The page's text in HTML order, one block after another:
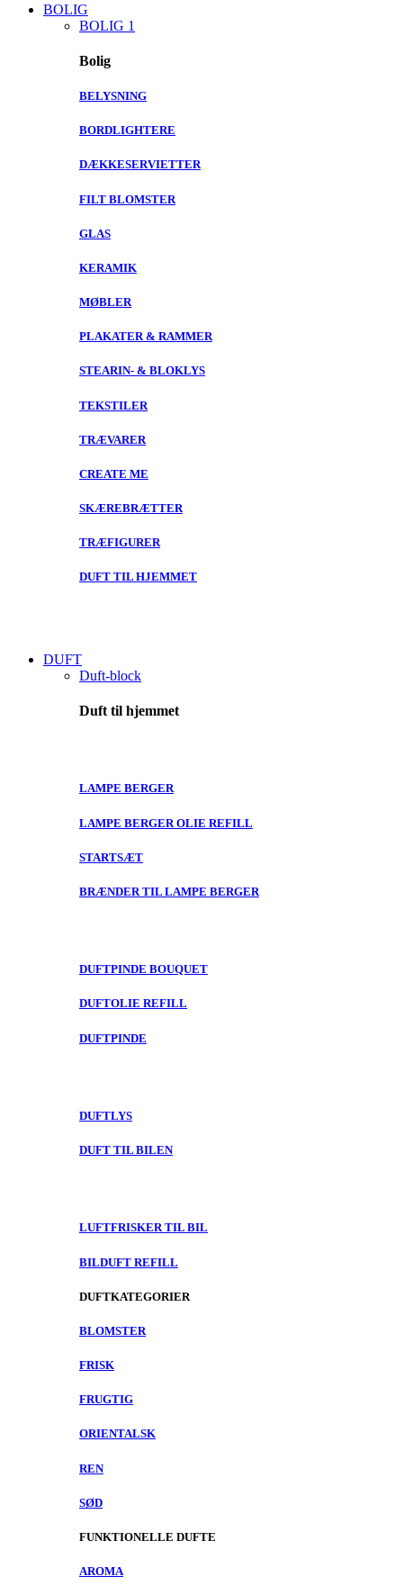
BOLIG
BOLIG 1
Bolig
BELYSNING
BORDLIGHTERE
DÆKKESERVIETTER
FILT BLOMSTER
GLAS
KERAMIK
MØBLER
PLAKATER & RAMMER
STEARIN- & BLOKLYS
TEKSTILER
TRÆVARER
CREATE ME
SKÆREBRÆTTER
TRÆFIGURER
DUFT TIL HJEMMET
DUFT
Duft-block
Duft til hjemmet
LAMPE BERGER
LAMPE BERGER OLIE REFILL
STARTSÆT
BRÆNDER TIL LAMPE BERGER
DUFTPINDE BOUQUET
DUFTOLIE REFILL
DUFTPINDE
DUFTLYS
DUFT TIL BILEN
LUFTFRISKER TIL BIL
BILDUFT REFILL
DUFTKATEGORIER
BLOMSTER
FRISK
FRUGTIG
ORIENTALSK
REN
SØD
FUNKTIONELLE DUFTE
AROMA